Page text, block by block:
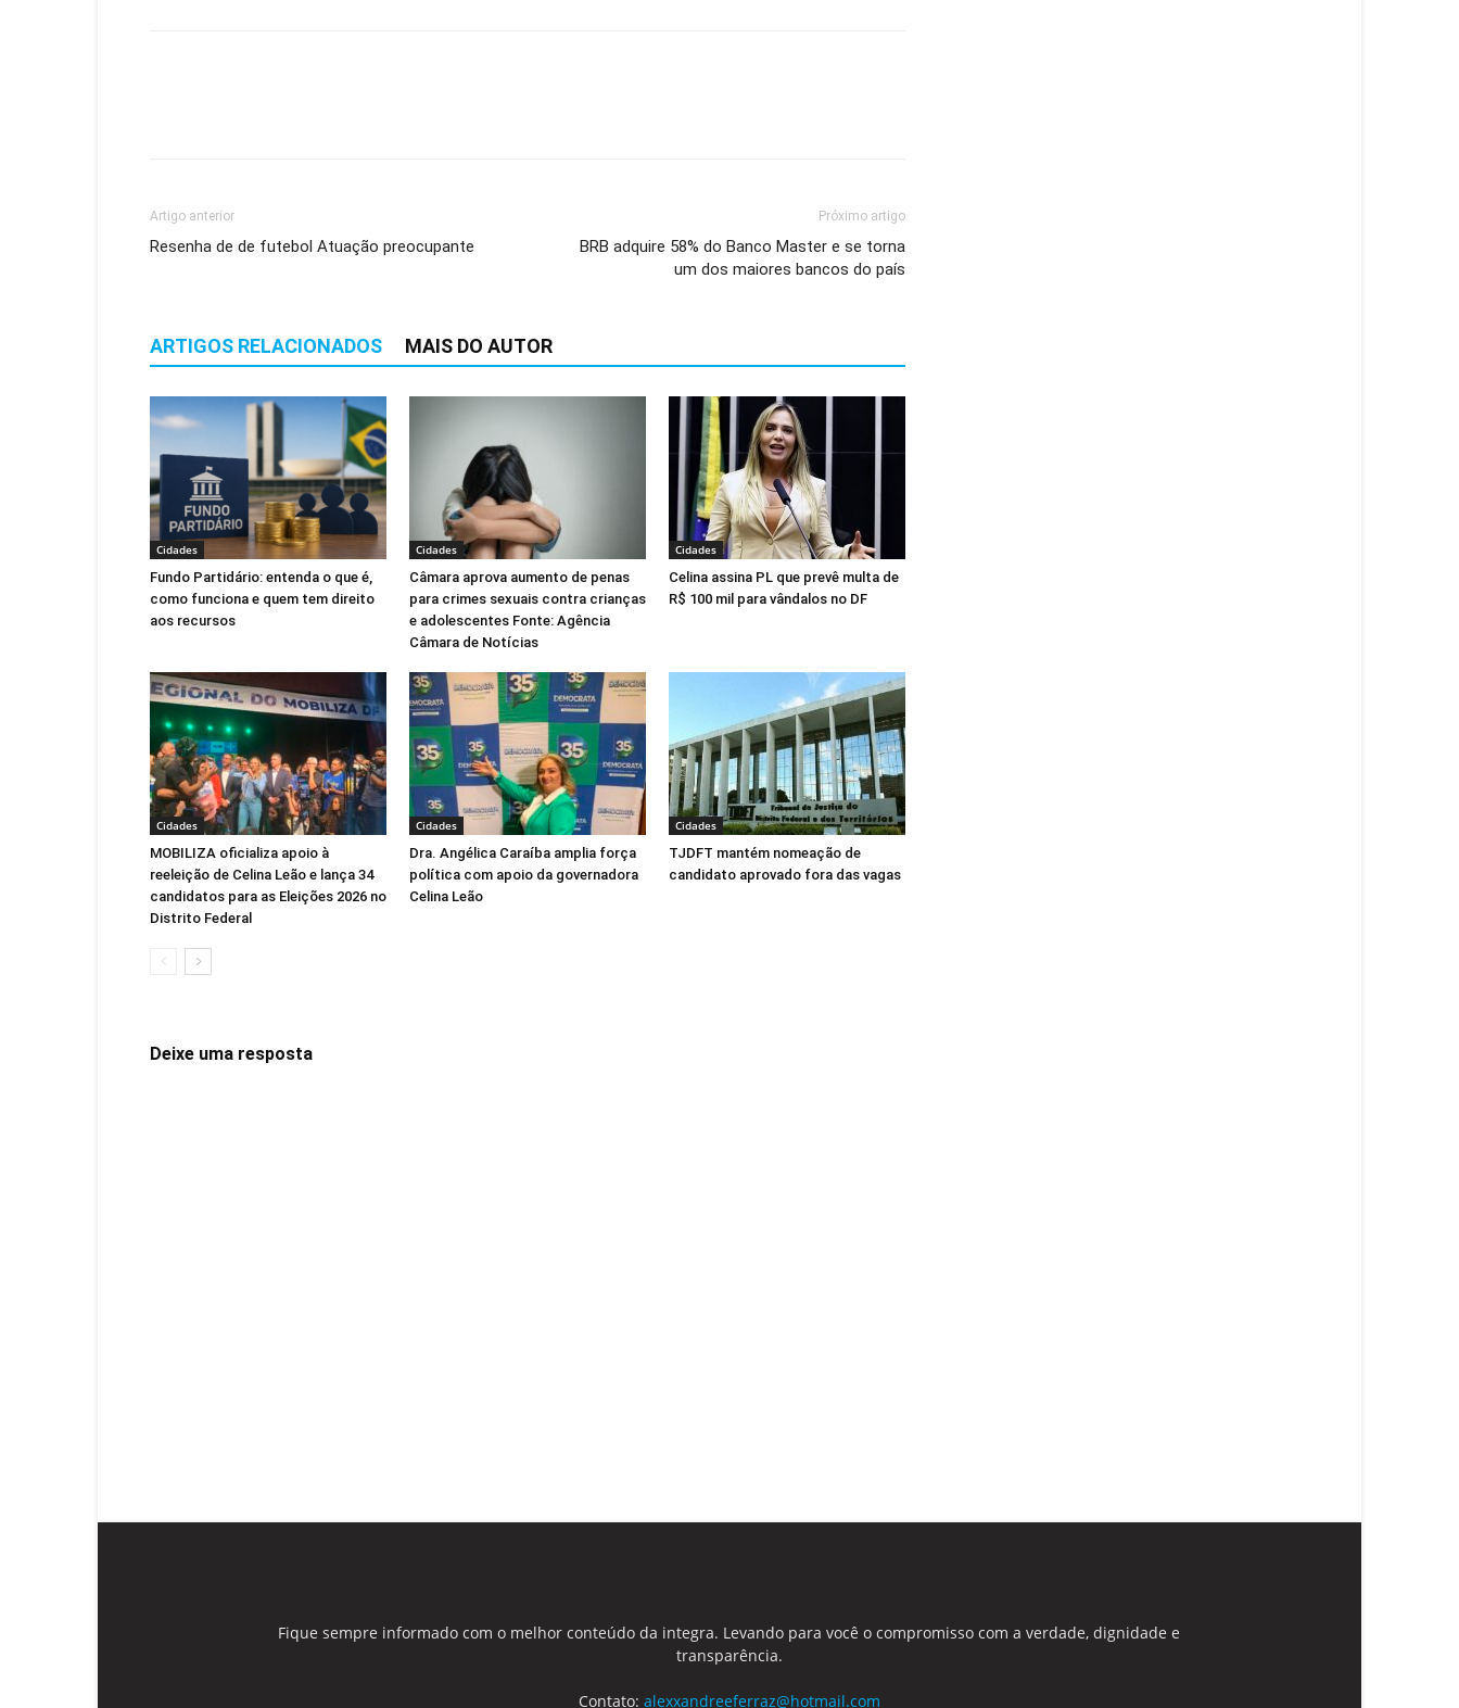
Artigo anterior
Resenha de de futebol Atuação preocupante
Próximo artigo
BRB adquire 58% do Banco Master e se torna
um dos maiores bancos do país
ARTIGOS RELACIONADOS MAIS DO AUTOR
Cidades
Fundo Partidário: entenda o que é,
como funciona e quem tem direito
aos recursos
Cidades
Câmara aprova aumento de penas
para crimes sexuais contra crianças
e adolescentes Fonte: Agência
Câmara de Notícias
Cidades
Celina assina PL que prevê multa de
R$ 100 mil para vândalos no DF
Cidades
MOBILIZA oficializa apoio à
reeleição de Celina Leão e lança 34
candidatos para as Eleições 2026 no
Distrito Federal
Cidades
Dra. Angélica Caraíba amplia força
política com apoio da governadora
Celina Leão
Cidades
TJDFT mantém nomeação de
candidato aprovado fora das vagas
Deixe uma resposta
Fique sempre informado com o melhor conteúdo da integra. Levando para você o compromisso com a verdade, dignidade e
transparência.
Contato: alexxandreeferraz@hotmail.com